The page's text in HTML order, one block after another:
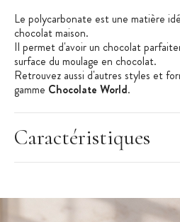
Le polycarbonate est une matière
chocolat maison.
Il permet d'avoir un chocolat
surface du moulage en chocolat.
Retrouvez aussi d'autres styles et
gamme Chocolate World.
Pour faire vos fritures en chocolat,
moulages en chocolat, il vous faut un
qualité professionnelle.
La marque belgeChocolate World
plus traditionnelle, aux formes plus
Caractéristiques